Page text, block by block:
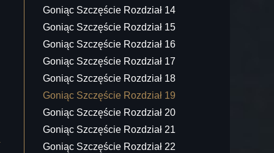
Goniąc Szczęście Rozdział 14
Goniąc Szczęście Rozdział 15
Goniąc Szczęście Rozdział 16
Goniąc Szczęście Rozdział 17
Goniąc Szczęście Rozdział 18
Goniąc Szczęście Rozdział 19
Goniąc Szczęście Rozdział 20
Goniąc Szczęście Rozdział 21
Goniąc Szczęście Rozdział 22